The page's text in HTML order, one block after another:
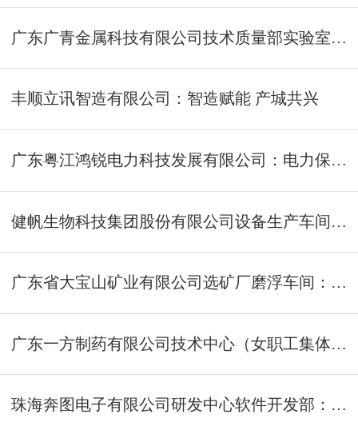
广东广青金属科技有限公司技术质量部实验室化学分析组：做生产研发的“火眼金睛”
丰顺立讯智造有限公司：智造赋能 产城共兴
广东粤江鸿锐电力科技发展有限公司：电力保供一线的“检修尖兵”
健帆生物科技集团股份有限公司设备生产车间：以智造驱动高端医疗设备生产国产化
广东省大宝山矿业有限公司选矿厂磨浮车间：选矿工艺装备与经济指标双领先
广东一方制药有限公司技术中心（女职工集体）：为中药走向世界树立研发标杆
珠海奔图电子有限公司研发中心软件开发部：推动我国激光打印机软件技术领先业内